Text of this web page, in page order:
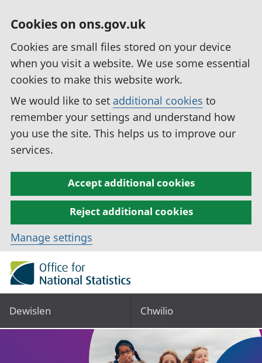
Cookies on ons.gov.uk
Cookies are small files stored on your device
when you visit a website. We use some essential
cookies to make this website work.
We would like to set additional cookies to
remember your settings and understand how
you use the site. This helps us to improve our
services.
Accept additional cookies
Reject additional cookies
Manage settings
Dewislen Chwilio